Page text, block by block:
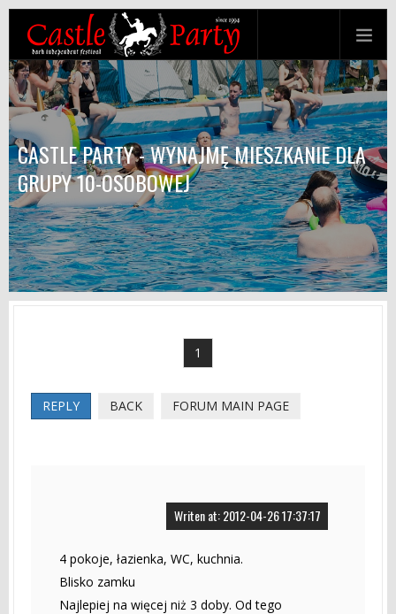
CASTLE PARTY - WYNAJMĘ MIESZKANIE DLA
GRUPY 10-OSOBOWEJ
1
REPLY BACK FORUM MAIN PAGE
Writen at: 2012-04-26 17:37:17
4 pokoje, łazienka, WC, kuchnia.
Blisko zamku
Najlepiej na więcej niż 3 doby. Od tego